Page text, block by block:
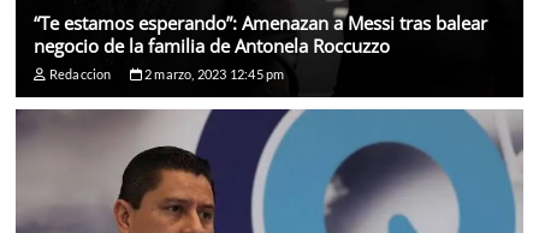
“Te estamos esperando”: Amenazan a Messi tras balear
negocio de la familia de Antonela Roccuzzo
Redaccion 2 marzo, 2023 12:45 pm